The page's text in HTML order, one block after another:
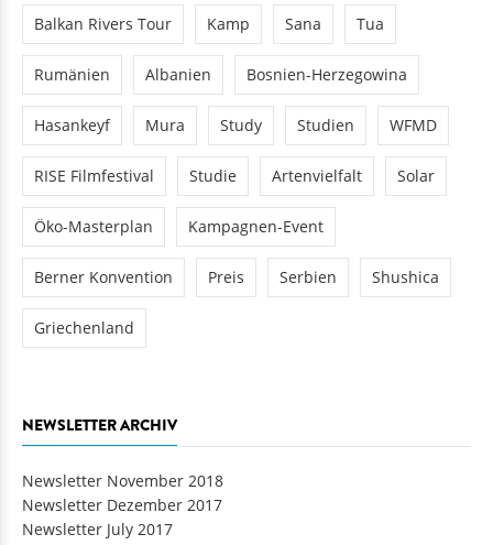
Balkan Rivers Tour Kamp Sana Tua
Rumänien Albanien Bosnien-Herzegowina
Hasankeyf Mura Study Studien WFMD
RISE Filmfestival Studie Artenvielfalt Solar
Öko-Masterplan Kampagnen-Event
Berner Konvention Preis Serbien Shushica
Griechenland
Newsletter November 2018
Newsletter Dezember 2017